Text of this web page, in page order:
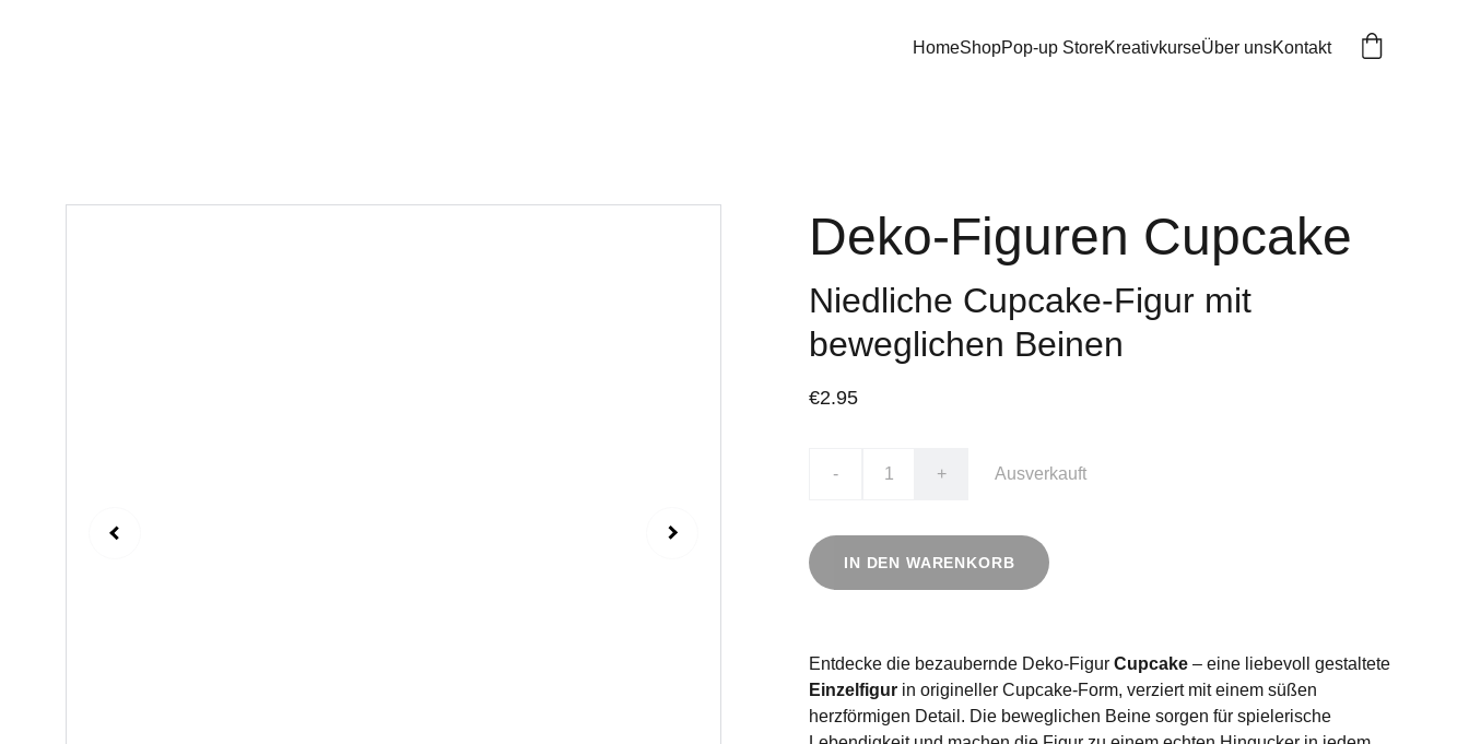
HomeShopPop-up StoreKreativkurseÜber unsKontakt
Deko-Figuren Cupcake
Niedliche Cupcake-Figur mit
beweglichen Beinen
€2.95
- + Ausverkauft
IN DEN WARENKORB
Entdecke die bezaubernde Deko-Figur Cupcake – eine liebevoll gestaltete
Einzelfigur in origineller Cupcake-Form, verziert mit einem süßen
herzförmigen Detail. Die beweglichen Beine sorgen für spielerische